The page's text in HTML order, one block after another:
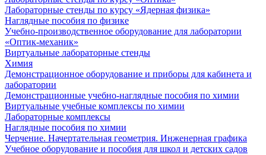
Лабораторные стенды по курсу «Ядерная физика»
Наглядные пособия по физике
Учебно-производственное оборудование для лаборатории
«Оптик-механик»
Виртуальные лабораторные стенды
Химия
Демонстрационное оборудование и приборы для кабинета и
лаборатории
Демонстрационные учебно-наглядные пособия по химии
Виртуальные учебные комплексы по химии
Лабораторные комплексы
Наглядные пособия по химии
Черчение. Начертательная геометрия. Инженерная графика
Учебное оборудование и пособия для школ и детских садов